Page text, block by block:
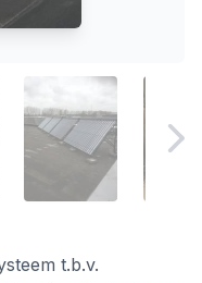
t.b.v.